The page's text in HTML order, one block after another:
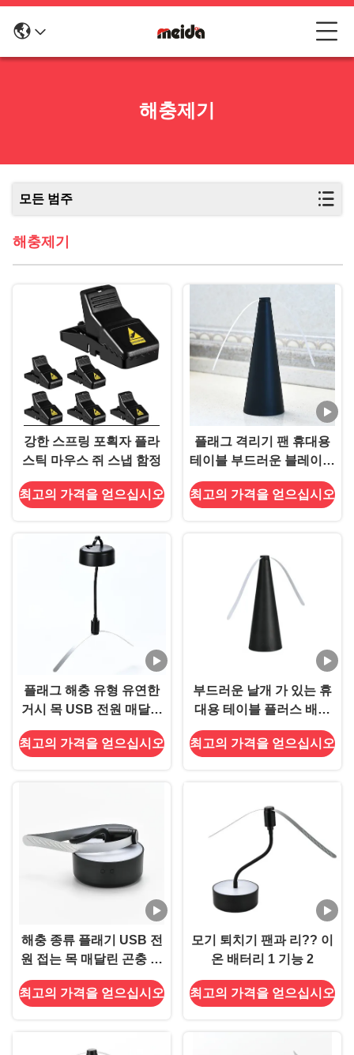
해충제기
모든 범주
해충제기
강한 스프링 포획자 플라
스틱 마우스 쥐 스냅 함정
최고의 가격을 얻으십시오
플래그 격리기 팬 휴대용
테이블 부드러운 블레이드
ABS PET 물질로 플래그
를 멀리
최고의 가격을 얻으십시오
플래그 해충 유형 유연한
거시 목 USB 전원 매달린
플래그 함정 곤충 퇴치 팬
최고의 가격을 얻으십시오
부드러운 날개 가 있는 휴
대용 테이블 플러스 배제
기 팬 은 실내 와 실외 에서
플러스 를 멀리 한다
최고의 가격을 얻으십시오
해충 종류 플래기 USB 전
원 접는 목 매달린 곤충 퇴
적기 테이블용 팬
최고의 가격을 얻으십시오
모기 퇴치기 팬과 리?? 이
온 배터리 1 기능 2
최고의 가격을 얻으십시오